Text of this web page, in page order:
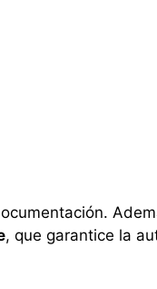
, que garantice la